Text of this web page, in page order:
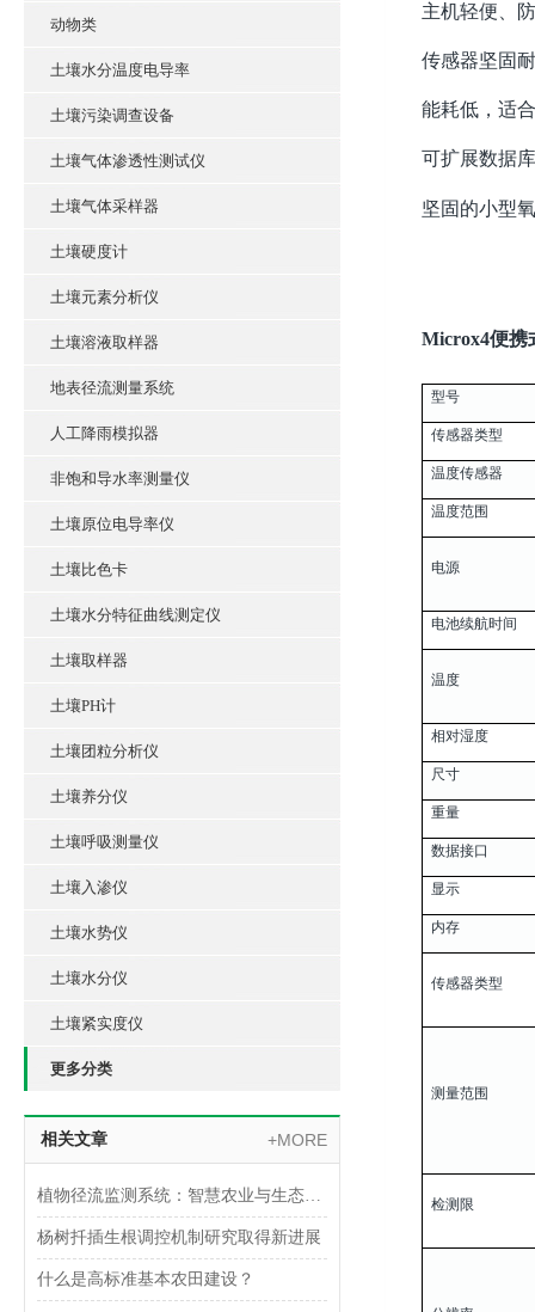
动物类
土壤水分温度电导率
土壤污染调查设备
土壤气体渗透性测试仪
土壤气体采样器
土壤硬度计
土壤元素分析仪
土壤溶液取样器
地表径流测量系统
人工降雨模拟器
非饱和导水率测量仪
土壤原位电导率仪
土壤比色卡
土壤水分特征曲线测定仪
土壤取样器
土壤PH计
土壤团粒分析仪
土壤养分仪
土壤呼吸测量仪
土壤入渗仪
土壤水势仪
土壤水分仪
土壤紧实度仪
更多分类
相关文章 +MORE
植物径流监测系统：智慧农业与生态保护的新工具
杨树扦插生根调控机制研究取得新进展
什么是高标准基本农田建设？
主机轻便、
传感器坚固
能耗低，适
可扩展数据
坚固的小型
Microx4便携
型号
传感器类型
温度传感器
温度范围
电源
电池续航时间
温度
相对湿度
尺寸
重量
数据接口
显示
内存
传感器类型
测量范围
检测限